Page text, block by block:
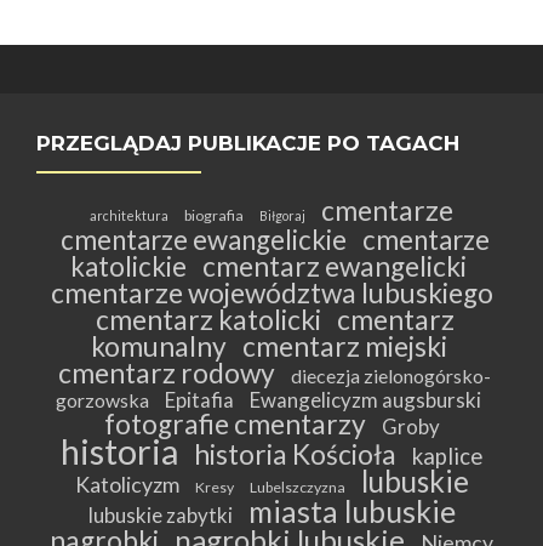
PRZEGLĄDAJ PUBLIKACJE PO TAGACH
architektura biografia Biłgoraj
cmentarze
cmentarze ewangelickie cmentarze
katolickie cmentarz ewangelicki
cmentarze województwa lubuskiego
cmentarz katolicki cmentarz
komunalny cmentarz miejski
cmentarz rodowy
diecezja zielonogórsko-
gorzowska
Epitafia Ewangelicyzm augsburski
fotografie cmentarzy Groby
historia historia Kościoła kaplice
Katolicyzm Kresy Lubelszczyzna lubuskie
lubuskie zabytki miasta lubuskie
nagrobki lubuskie